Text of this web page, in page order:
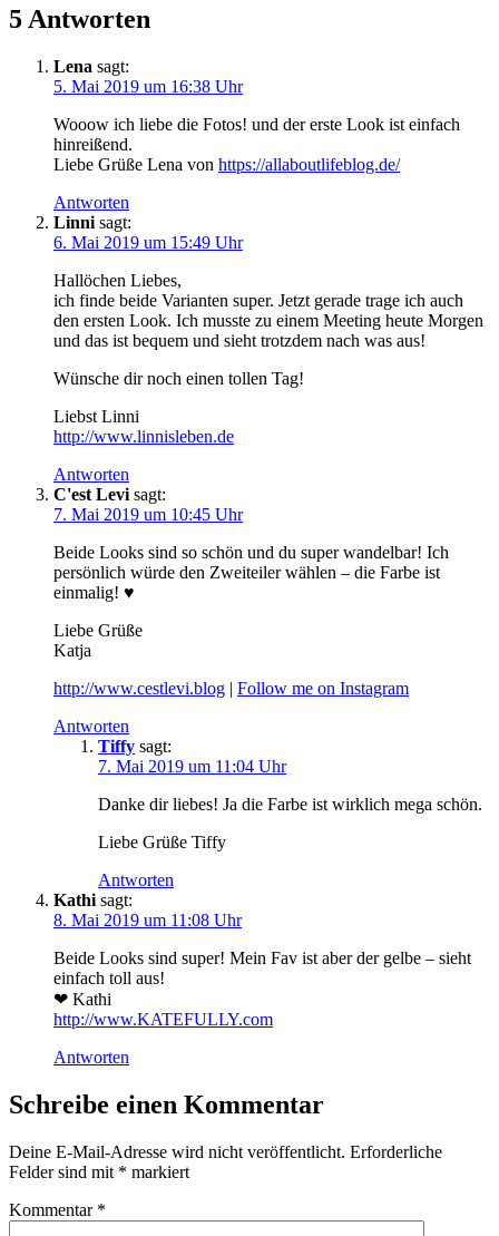
5 Antworten
Lena sagt:
5. Mai 2019 um 16:38 Uhr
Wooow ich liebe die Fotos! und der erste Look ist einfach
hinreißend.
Liebe Grüße Lena von https://allaboutlifeblog.de/
Antworten
Linni sagt:
6. Mai 2019 um 15:49 Uhr
Hallöchen Liebes,
ich finde beide Varianten super. Jetzt gerade trage ich auch
den ersten Look. Ich musste zu einem Meeting heute Morgen
und das ist bequem und sieht trotzdem nach was aus!
Wünsche dir noch einen tollen Tag!
Liebst Linni
http://www.linnisleben.de
Antworten
C'est Levi sagt:
7. Mai 2019 um 10:45 Uhr
Beide Looks sind so schön und du super wandelbar! Ich
persönlich würde den Zweiteiler wählen – die Farbe ist
einmalig! ♥
Liebe Grüße
Katja
http://www.cestlevi.blog | Follow me on Instagram
Antworten
Tiffy sagt:
7. Mai 2019 um 11:04 Uhr
Danke dir liebes! Ja die Farbe ist wirklich mega schön.
Liebe Grüße Tiffy
Antworten
Kathi sagt:
8. Mai 2019 um 11:08 Uhr
Beide Looks sind super! Mein Fav ist aber der gelbe – sieht
einfach toll aus!
❤ Kathi
http://www.KATEFULLY.com
Antworten
Schreibe einen Kommentar
Deine E-Mail-Adresse wird nicht veröffentlicht. Erforderliche
Felder sind mit * markiert
Kommentar *